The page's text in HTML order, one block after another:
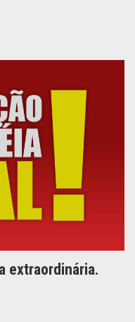
extraordinária.